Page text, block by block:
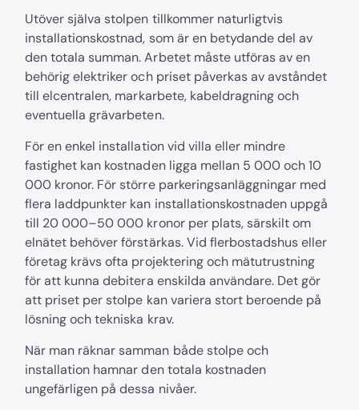
Utöver själva stolpen tillkommer naturligtvis
installationskostnad, som är en betydande del av
den totala summan. Arbetet måste utföras av en
behörig elektriker och priset påverkas av avståndet
till elcentralen, markarbete, kabeldragning och
eventuella grävarbeten.
För en enkel installation vid villa eller mindre
fastighet kan kostnaden ligga mellan 5 000 och 10
000 kronor. För större parkeringsanläggningar med
flera laddpunkter kan installationskostnaden uppgå
till 20 000–50 000 kronor per plats, särskilt om
elnätet behöver förstärkas. Vid flerbostadshus eller
företag krävs ofta projektering och mätutrustning
för att kunna debitera enskilda användare. Det gör
att priset per stolpe kan variera stort beroende på
lösning och tekniska krav.
När man räknar samman både stolpe och
installation hamnar den totala kostnaden
ungefärligen på dessa nivåer.